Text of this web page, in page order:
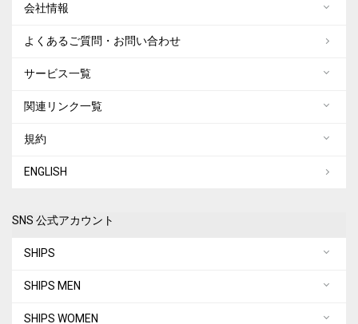
会社情報
よくあるご質問・お問い合わせ
サービス一覧
関連リンク一覧
規約
ENGLISH
SNS 公式アカウント
SHIPS
SHIPS MEN
SHIPS WOMEN